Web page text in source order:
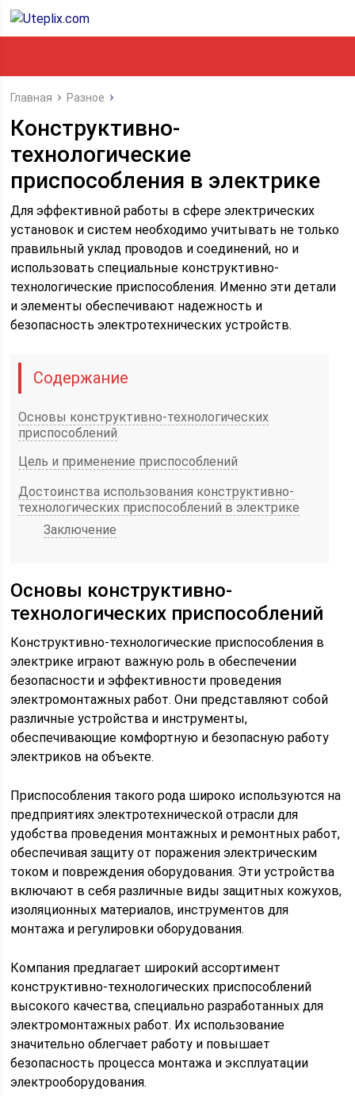
Главная Разное
Конструктивно-
технологические
приспособления в электрике
Для эффективной работы в сфере электрических
установок и систем необходимо учитывать не только
правильный уклад проводов и соединений, но и
использовать специальные конструктивно-
технологические приспособления. Именно эти детали
и элементы обеспечивают надежность и
безопасность электротехнических устройств.
Содержание
Основы конструктивно-технологических
приспособлений
Цель и применение приспособлений
Достоинства использования конструктивно-
технологических приспособлений в электрике
Заключение
Основы конструктивно-
технологических приспособлений
Конструктивно-технологические приспособления в
электрике играют важную роль в обеспечении
безопасности и эффективности проведения
электромонтажных работ. Они представляют собой
различные устройства и инструменты,
обеспечивающие комфортную и безопасную работу
электриков на объекте.
Приспособления такого рода широко используются на
предприятиях электротехнической отрасли для
удобства проведения монтажных и ремонтных работ,
обеспечивая защиту от поражения электрическим
током и повреждения оборудования. Эти устройства
включают в себя различные виды защитных кожухов,
изоляционных материалов, инструментов для
монтажа и регулировки оборудования.
Компания предлагает широкий ассортимент
конструктивно-технологических приспособлений
высокого качества, специально разработанных для
электромонтажных работ. Их использование
значительно облегчает работу и повышает
безопасность процесса монтажа и эксплуатации
электрооборудования.